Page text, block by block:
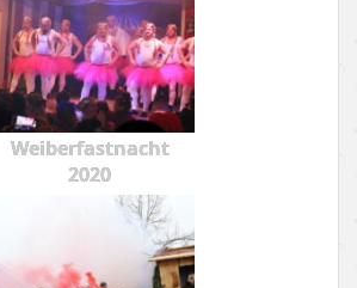
Weiberfastnacht
2020